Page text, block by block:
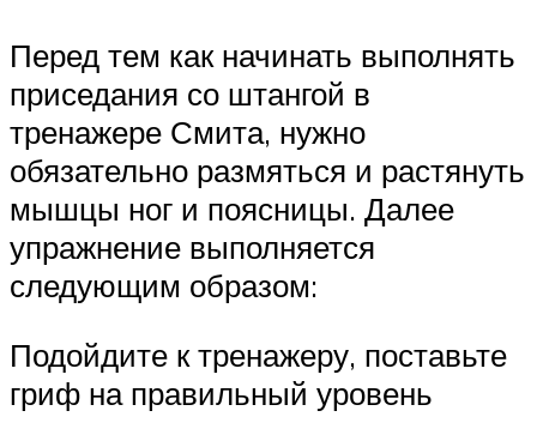
Перед тем как начинать выполнять
приседания со штангой в
тренажере Смита, нужно
обязательно размяться и растянуть
мышцы ног и поясницы. Далее
упражнение выполняется
следующим образом:
Подойдите к тренажеру, поставьте
гриф на правильный уровень